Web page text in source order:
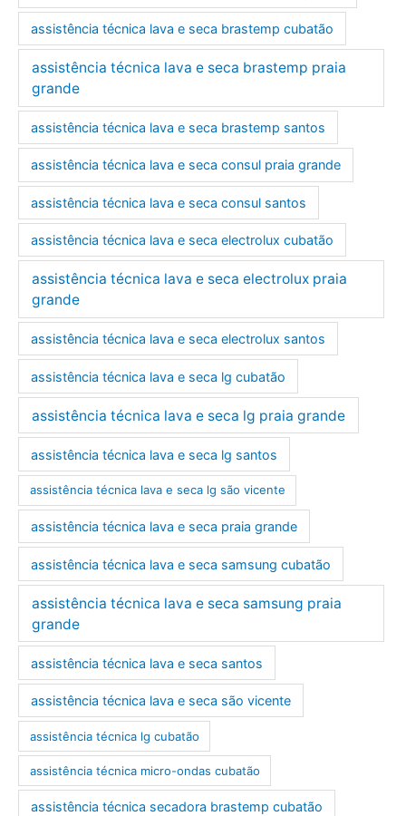
assistência técnica lava e seca brastemp cubatão
assistência técnica lava e seca brastemp praia
grande
assistência técnica lava e seca brastemp santos
assistência técnica lava e seca consul praia grande
assistência técnica lava e seca consul santos
assistência técnica lava e seca electrolux cubatão
assistência técnica lava e seca electrolux praia
grande
assistência técnica lava e seca electrolux santos
assistência técnica lava e seca lg cubatão
assistência técnica lava e seca lg praia grande
assistência técnica lava e seca lg santos
assistência técnica lava e seca lg são vicente
assistência técnica lava e seca praia grande
assistência técnica lava e seca samsung cubatão
assistência técnica lava e seca samsung praia
grande
assistência técnica lava e seca santos
assistência técnica lava e seca são vicente
assistência técnica lg cubatão
assistência técnica micro-ondas cubatão
assistência técnica secadora brastemp cubatão